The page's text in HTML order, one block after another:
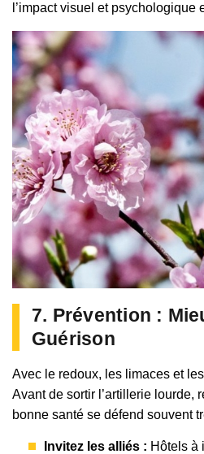
l’impact visuel et psychologique
7. Prévention :
Guérison
Avec le redoux, les limaces et
Avant de sortir l’artillerie lourde,
bonne santé se défend souvent
Invitez les alliés : Hôtels à